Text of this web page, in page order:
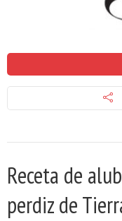
Receta de
perdiz de